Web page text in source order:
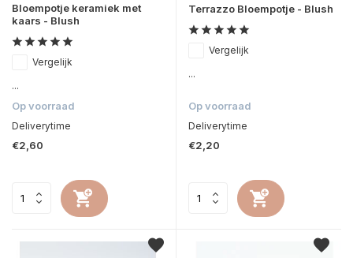
Bloempotje keramiek met
kaars - Blush
Vergelijk
...
Op voorraad
Deliverytime
€2,60
Terrazzo Bloempotje - Blush
Vergelijk
...
Op voorraad
Deliverytime
€2,20